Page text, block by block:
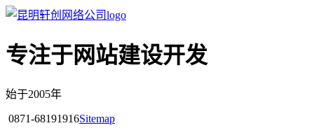
专注于网站建设开发
始于2005年
0871-68191916Sitemap